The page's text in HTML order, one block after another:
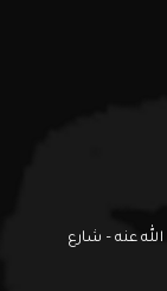
عنه – شارع